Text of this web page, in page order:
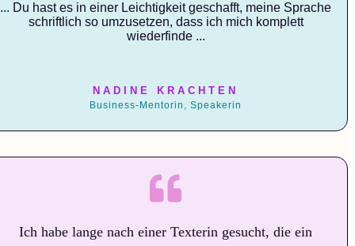
... Du hast es in einer Leichtigkeit geschafft, meine Sprache
schriftlich so umzusetzen, dass ich mich komplett
wiederfinde ...
NADINE KRACHTEN
Business-Mentorin, Speakerin
Ich habe lange nach einer Texterin gesucht, die ein